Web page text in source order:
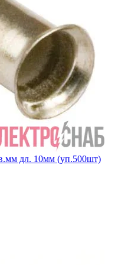
дл. 10мм (уп.500шт)